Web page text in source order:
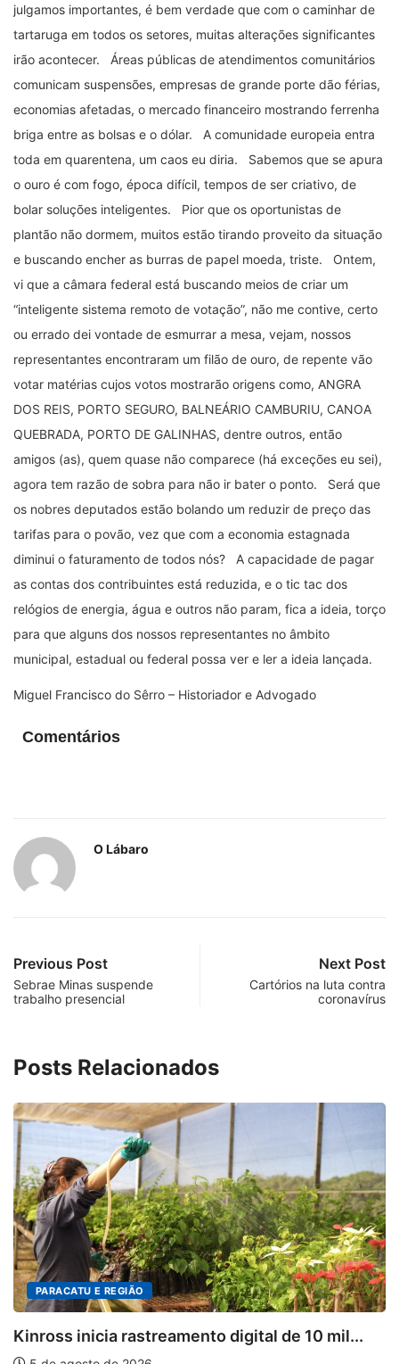
julgamos importantes, é bem verdade que com o caminhar de
tartaruga em todos os setores, muitas alterações significantes
irão acontecer. Áreas públicas de atendimentos comunitários
comunicam suspensões, empresas de grande porte dão férias,
economias afetadas, o mercado financeiro mostrando ferrenha
briga entre as bolsas e o dólar. A comunidade europeia entra
toda em quarentena, um caos eu diria. Sabemos que se apura
o ouro é com fogo, época difícil, tempos de ser criativo, de
bolar soluções inteligentes. Pior que os oportunistas de
plantão não dormem, muitos estão tirando proveito da situação
e buscando encher as burras de papel moeda, triste. Ontem,
vi que a câmara federal está buscando meios de criar um
“inteligente sistema remoto de votação”, não me contive, certo
ou errado dei vontade de esmurrar a mesa, vejam, nossos
representantes encontraram um filão de ouro, de repente vão
votar matérias cujos votos mostrarão origens como, ANGRA
DOS REIS, PORTO SEGURO, BALNEÁRIO CAMBURIU, CANOA
QUEBRADA, PORTO DE GALINHAS, dentre outros, então
amigos (as), quem quase não comparece (há exceções eu sei),
agora tem razão de sobra para não ir bater o ponto. Será que
os nobres deputados estão bolando um reduzir de preço das
tarifas para o povão, vez que com a economia estagnada
diminui o faturamento de todos nós? A capacidade de pagar
as contas dos contribuintes está reduzida, e o tic tac dos
relógios de energia, água e outros não param, fica a ideia, torço
para que alguns dos nossos representantes no âmbito
municipal, estadual ou federal possa ver e ler a ideia lançada.
Miguel Francisco do Sêrro – Historiador e Advogado
Comentários
O Lábaro
Previous Post
Sebrae Minas suspende
trabalho presencial
Next Post
Cartórios na luta contra
coronavírus
Posts Relacionados
PARACATU E REGIÃO
Kinross inicia rastreamento digital de 10 mil...